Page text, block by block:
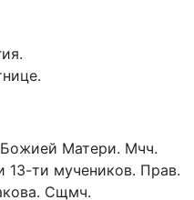
Матери. Мчч.
13-ти мучеников. Прав.
Сщмч.